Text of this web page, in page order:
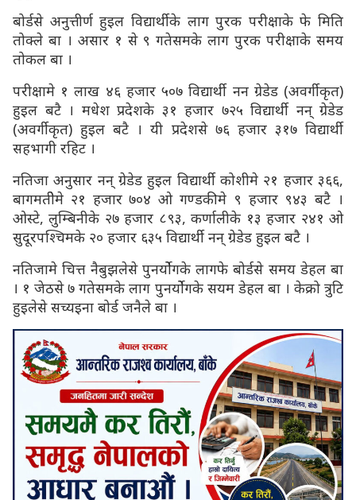
बोर्डसे अनुत्तीर्ण हुइल विद्यार्थीके लाग पुरक परीक्षाके फे मिति
तोक्ले बा । असार १ से ९ गतेसमके लाग पुरक परीक्षाके समय
तोकल बा ।
परीक्षामे १ लाख ४६ हजार ५०७ विद्यार्थी नन ग्रेडेड (अवर्गीकृत)
हुइल बटै । मधेश प्रदेशके ३१ हजार ७२५ विद्यार्थी नन् ग्रेडेड
(अवर्गीकृत) हुइल बटै । यी प्रदेशसे ७६ हजार ३१७ विद्यार्थी
सहभागी रहिट ।
नतिजा अनुसार नन् ग्रेडेड हुइल विद्यार्थी कोशीमे २१ हजार ३६६,
बागमतीेमे २१ हजार ७०४ ओ गण्डकीमे ९ हजार ९४३ बटै ।
ओस्टे, लुम्बिनीके २७ हजार ८९३, कर्णालीके १३ हजार २४१ ओ
सुदूरपश्चिमके २० हजार ६३५ विद्यार्थी नन् ग्रेडेड हुइल बटै ।
नतिजामे चित्त नैबुझलेसे पुनर्योेगके लागफे बोर्डसे समय डेहल बा
। १ जेठसे ७ गतेसमके लाग पुनर्योेगके सयम डेहल बा । केक्रो त्रुटि
हुइलेसे सच्यइना बोर्ड जनैले बा ।